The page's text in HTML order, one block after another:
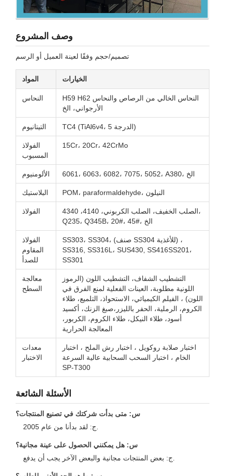
وصف المشروع
تصميم/حجم وفقًا لعينة العميل أو الرسم
المواد الخيارات
النحاس
H59 H62 النحاس الخالي من الرصاص والنحاس
الأرجواني، الخ
التيتانيوم TC4 (TiAl6v4، الدرجة 5)
الفولاذ
المسبوب
15Cr، 20Cr، 42CrMo
الألومنيوم 6061، 6063، 6082، 7075، 5052، A380، الخ
البلاستيك POM، paraformaldehyde، النيلون
الفولاذ
الصلب الخفيف، الصلب الكربوني، 4140، 4340،
Q235، Q345B، 20#، 45#، الخ
الفولاذ
المقاوم
للصدأ
SS303، SS304، (صنف SS304 للأغذية) ،
SS316, SS316L، SUS430, SS416SS201،
SS301
معالجة
السطح
التشطيب الشفاف، التشطيب اللون (الرموز
اللونية مطلوبة، العينات الفعلية لمنع الفرق في
اللون) ، الفيلم الكيميائي، الاستحواذ، التلميع، طلاء
الكروم، الرملية، الحفر بالليزر،صبغ الزنك، أكسيد
أسود، طلاء النيكل، طلاء الكروم، الكربور،
المعالجة الحرارية
معدات
الاختبار
اختبار صلابة روكويل ، اختبار رش الملح ، اختبار
الخام ، اختبار السحب السحابية عالية السرعة
SP-T300
الأسئلة الشائعة
س: متى بدأت شركتك في تصنيع المنتجات؟
س: هل يمكنني الحصول على عينة مجانية؟